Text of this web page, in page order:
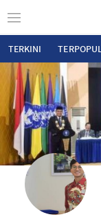
TERKINI